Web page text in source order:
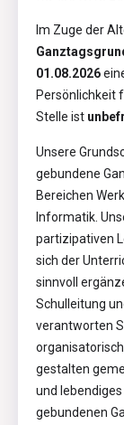
Im Zuge der
01.08.2026
Persönlichkeit
Stelle ist
Unsere
gebundene
Bereichen
Informatik.
partizipativen
sich der
sinnvoll
Schulleitung
verantworten
gestalten
und
gebundenen